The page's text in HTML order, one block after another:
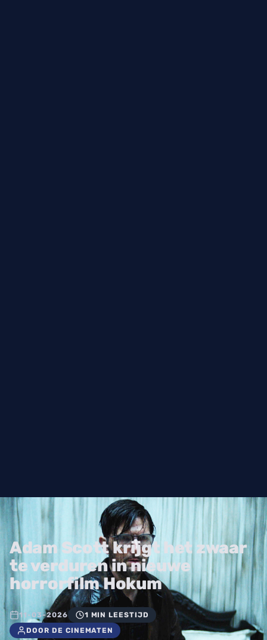
Adam Scott krijgt het zwaar
te verduren in nieuwe
horrorfilm Hokum
11-03-2026
1 MIN LEESTIJD
DOOR DE CINEMATEN